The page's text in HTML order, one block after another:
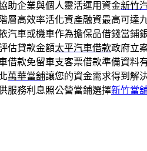
助企業與個人靈活運用資金新竹
層高效率活化資產融資最高可達
汽車或機車作為擔保品借錢當鋪
估貸款金額太平汽車借款政府立
借款免留車支客票借款準備資料
萬華當舖讓您的資金需求得到解
服務利息照公營當鋪選擇新竹當